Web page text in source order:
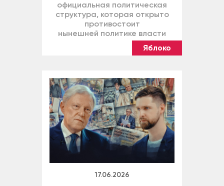
официальная политическая
структура, которая открыто
противостоит
нынешней политике власти
Яблоко
17.06.2026